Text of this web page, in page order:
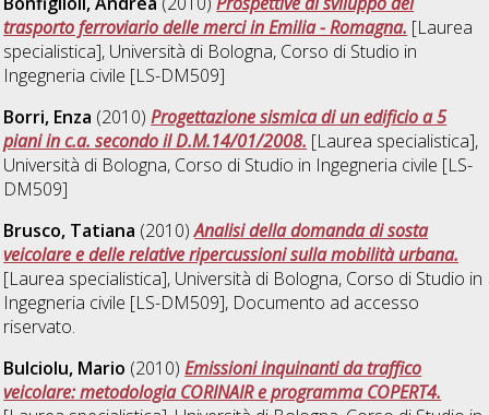
trasporto ferroviario delle merci in Emilia - Romagna. [Laurea
specialistica], Università di Bologna, Corso di Studio in
Ingegneria civile [LS-DM509]
Borri, Enza (2010)Progettazione sismica di un edificio a 5
piani in c.a. secondo il D.M.14/01/2008. [Laurea specialistica],
Università di Bologna, Corso di Studio in Ingegneria civile [LS-
DM509]
Brusco, Tatiana (2010)Analisi della domanda di sosta
veicolare e delle relative ripercussioni sulla mobilità urbana.
[Laurea specialistica], Università di Bologna, Corso di Studio in
Ingegneria civile [LS-DM509], Documento ad accesso
riservato.
Bulciolu, Mario (2010)Emissioni inquinanti da traffico
veicolare: metodologia CORINAIR e programma COPERT4.